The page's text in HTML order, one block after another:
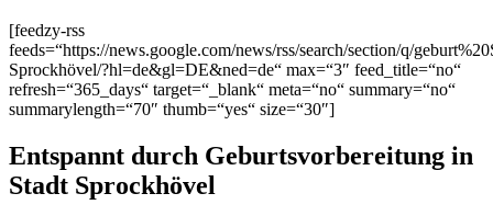
[feedzy-rss
feeds=“https://news.google.com/news/rss/search/section/q/
Sprockhövel/?hl=de&gl=DE&ned=de“ max=“3″ feed_title=“no“
refresh=“365_days“ target=“_blank“ meta=“no“ summary=“no“
summarylength=“70″ thumb=“yes“ size=“30″]
Entspannt durch Geburtsvorbereitung in
Stadt Sprockhövel